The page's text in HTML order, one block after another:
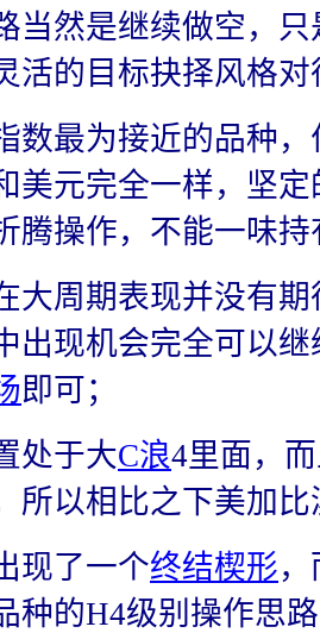
当然是继续做空，
活的目标抉择风格对
数最为接近的品种
美元完全一样，坚
腾操作，不能一味持
大周期表现并没有
出现机会完全可以
即可；
处于大C浪4里面，
所以相比之下美加
现了一个终结楔形
种的H4级别操作思